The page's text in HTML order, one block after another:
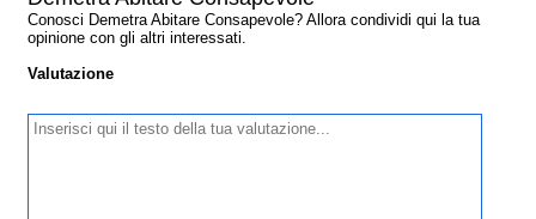
Conosci Demetra Abitare Consapevole? Allora condividi qui la tua
opinione con gli altri interessati.
Valutazione